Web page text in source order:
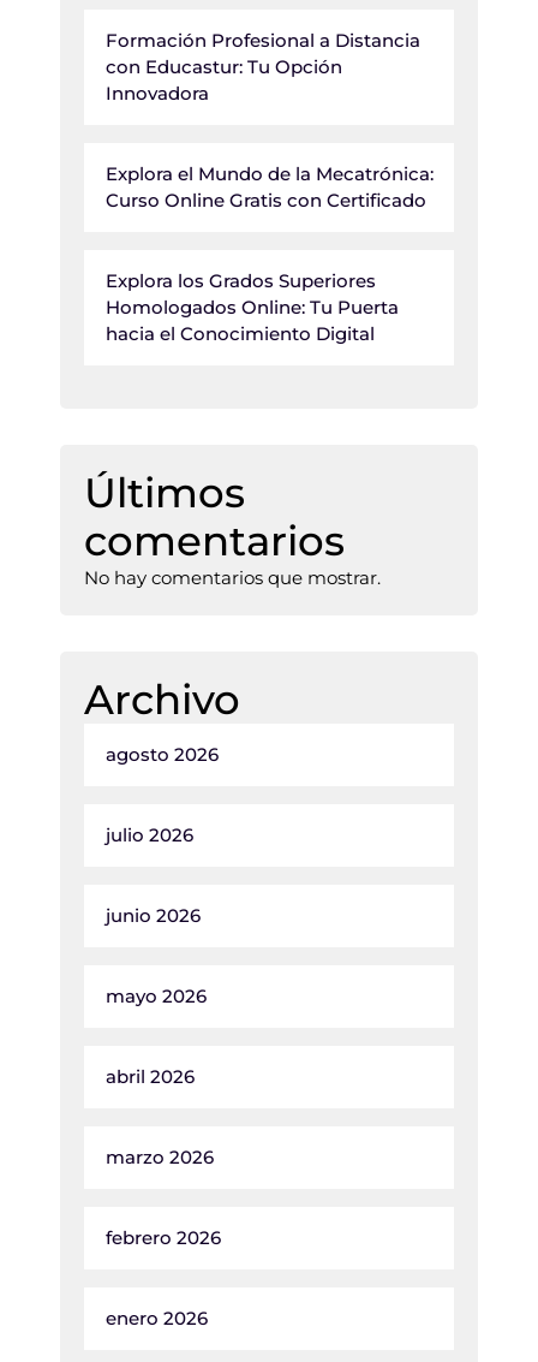
Formación Profesional a Distancia
con Educastur: Tu Opción
Innovadora
Explora el Mundo de la Mecatrónica:
Curso Online Gratis con Certificado
Explora los Grados Superiores
Homologados Online: Tu Puerta
hacia el Conocimiento Digital
Últimos
comentarios
No hay comentarios que mostrar.
Archivo
agosto 2026
julio 2026
junio 2026
mayo 2026
abril 2026
marzo 2026
febrero 2026
enero 2026